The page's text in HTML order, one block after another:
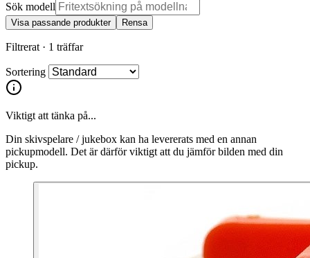
Sök modell
Visa passande produkter Rensa
Filtrerat · 1 träffar
Sortering
Viktigt att tänka på...
Din skivspelare / jukebox kan ha levererats med en annan
pickupmodell. Det är därför viktigt att du jämför bilden med din
pickup.